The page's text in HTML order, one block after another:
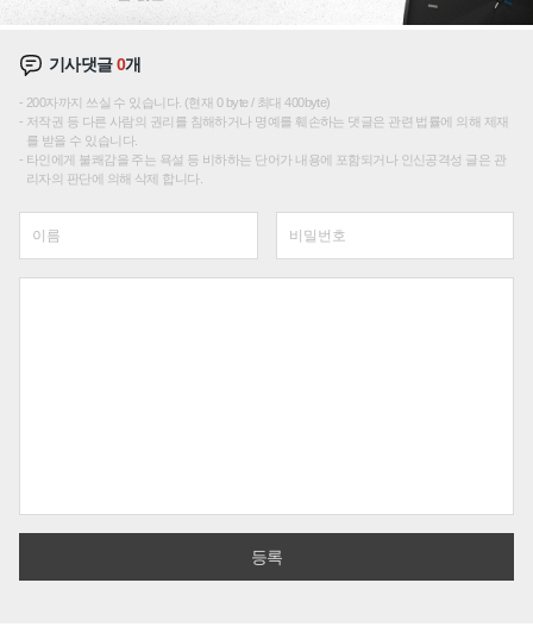
기사댓글0개
200자까지 쓰실 수 있습니다. (현재 0 byte / 최대 400byte)
저작권 등 다른 사람의 권리를 침해하거나 명예를 훼손하는 댓글은 관련 법률에 의해 제재
를 받을 수 있습니다.
타인에게 불쾌감을 주는 욕설 등 비하하는 단어가 내용에 포함되거나 인신공격성 글은 관
리자의 판단에 의해 삭제 합니다.